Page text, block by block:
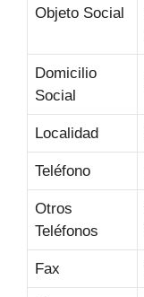
Objeto Social
Domicilio
Social
Localidad
Teléfono
Otros
Teléfonos
Fax